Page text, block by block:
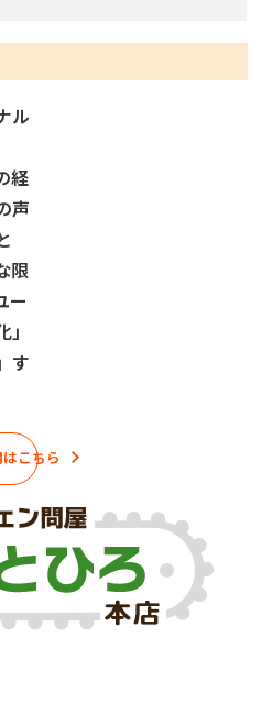
ル
経
声
限
ー
す
こちら